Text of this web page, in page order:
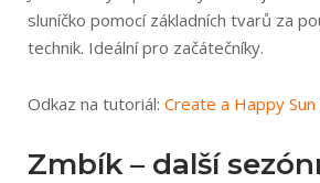
sluníčko pomocí základních tvarů za
technik. Ideální pro začátečníky.
Odkaz na tutoriál: Create a Happy
Zmbík – další